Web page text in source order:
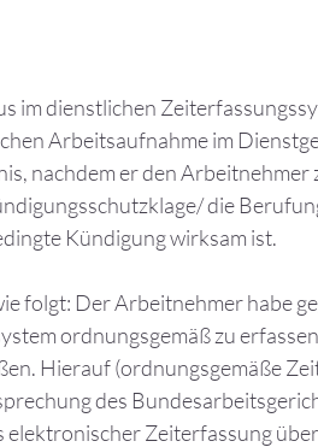
im dienstlichen
Arbeitsaufnahme im
nachdem er den Arbeitnehmer
die
Kündigung wirksam ist.
folgt: Der Arbeitnehmer habe
ordnungsgemäß zu
Hierauf (ordnungsgemäße
des
elektronischer Zeiterfassung